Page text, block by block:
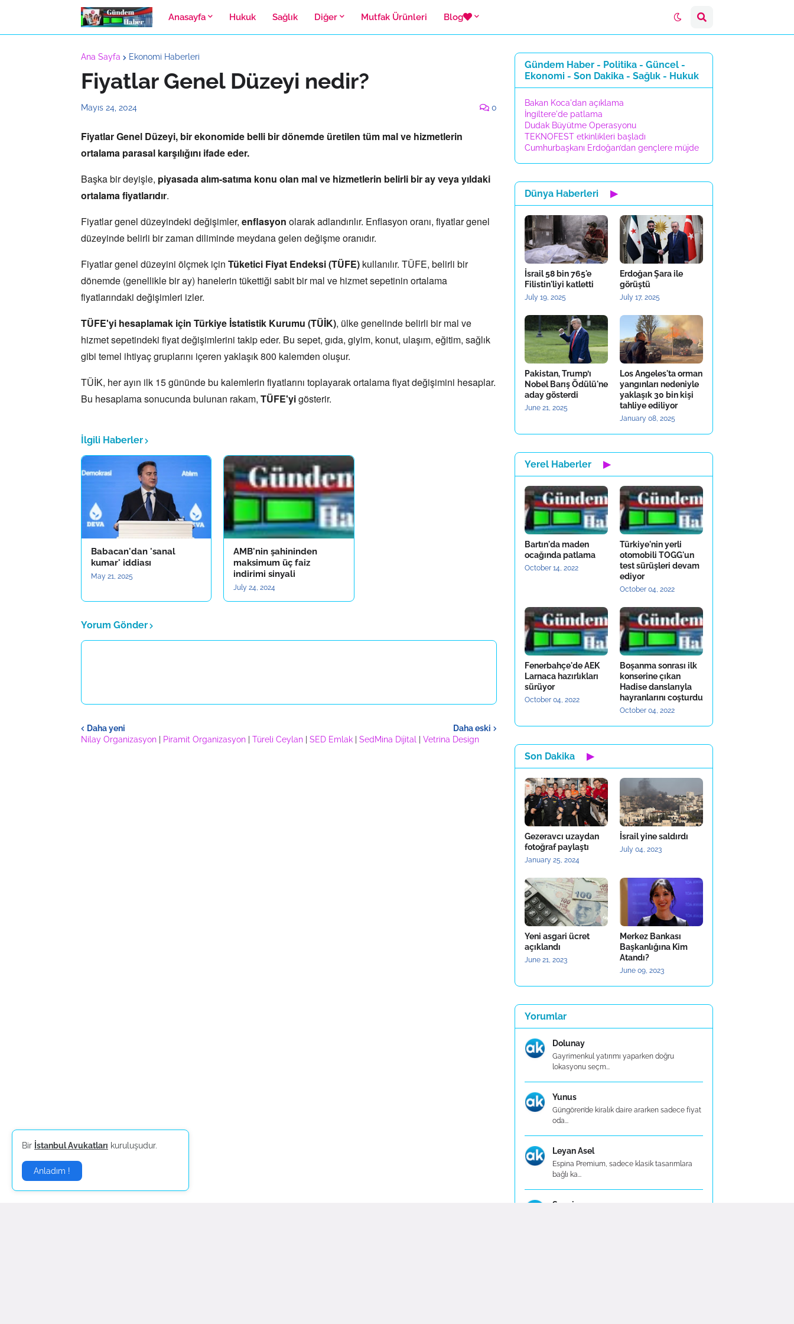
Anasayfa Hukuk Sağlık Diğer Mutfak Ürünleri Blog
Ana Sayfa Ekonomi Haberleri
Fiyatlar Genel Düzeyi nedir?
Mayıs 24, 2024 0
Fiyatlar Genel Düzeyi, bir ekonomide belli bir dönemde üretilen tüm mal ve hizmetlerin
ortalama parasal karşılığını ifade eder.
Başka bir deyişle, piyasada alım-satıma konu olan mal ve hizmetlerin belirli bir ay veya yıldaki
ortalama fiyatlarıdır.
Fiyatlar genel düzeyindeki değişimler, enflasyon olarak adlandırılır. Enflasyon oranı, fiyatlar genel
düzeyinde belirli bir zaman diliminde meydana gelen değişme oranıdır.
Fiyatlar genel düzeyini ölçmek için Tüketici Fiyat Endeksi (TÜFE) kullanılır. TÜFE, belirli bir
dönemde (genellikle bir ay) hanelerin tükettiği sabit bir mal ve hizmet sepetinin ortalama
fiyatlarındaki değişimleri izler.
TÜFE'yi hesaplamak için Türkiye İstatistik Kurumu (TÜİK), ülke genelinde belirli bir mal ve
hizmet sepetindeki fiyat değişimlerini takip eder. Bu sepet, gıda, giyim, konut, ulaşım, eğitim, sağlık
gibi temel ihtiyaç gruplarını içeren yaklaşık 800 kalemden oluşur.
TÜİK, her ayın ilk 15 gününde bu kalemlerin fiyatlarını toplayarak ortalama fiyat değişimini hesaplar.
Bu hesaplama sonucunda bulunan rakam, TÜFE'yigösterir.
İlgili Haberler
Babacan'dan 'sanal
kumar' iddiası
May 21, 2025
AMB'nin şahininden
maksimum üç faiz
indirimi sinyali
July 24, 2024
Yorum Gönder
Daha yeni
Daha eski
Nilay Organizasyon
Piramit Organizasyon Türeli Ceylan SED Emlak SedMina Dijital Vetrina Design
Gündem Haber - Politika - Güncel -
Ekonomi - Son Dakika - Sağlık - Hukuk
Bakan Koca'dan açıklama
İngiltere'de patlama
Dudak Büyütme Operasyonu
TEKNOFEST etkinlikleri başladı
Cumhurbaşkanı Erdoğan’dan gençlere müjde
Dünya Haberleri ▶
İsrail 58 bin 765'e
Filistin'liyi katletti
July 19, 2025
Erdoğan Şara ile
görüştü
July 17, 2025
Pakistan, Trump’ı
Nobel Barış Ödülü'ne
aday gösterdi
June 21, 2025
Los Angeles'ta orman
yangınları nedeniyle
yaklaşık 30 bin kişi
tahliye ediliyor
January 08, 2025
Yerel Haberler ▶
Bartın'da maden
ocağında patlama
October 14, 2022
Türkiye'nin yerli
otomobili TOGG'un
test sürüşleri devam
ediyor
October 04, 2022
Fenerbahçe'de AEK
Larnaca hazırlıkları
sürüyor
October 04, 2022
Boşanma sonrası ilk
konserine çıkan
Hadise danslarıyla
hayranlarını coşturdu
October 04, 2022
Son Dakika ▶
Gezeravcı uzaydan
fotoğraf paylaştı
January 25, 2024
İsrail yine saldırdı
July 04, 2023
Yeni asgari ücret
açıklandı
June 21, 2023
Merkez Bankası
Başkanlığına Kim
Atandı?
June 09, 2023
Yorumlar
Dolunay
Gayrimenkul yatırımı yaparken doğru
lokasyonu seçm...
Yunus
Güngören’de kiralık daire ararken sadece fiyat
oda...
Leyan Asel
Espina Premium, sadece klasik tasarımlara
bağlı ka...
Sezgin
Bir İstanbul Avukatları kuruluşudur.
Anladım !